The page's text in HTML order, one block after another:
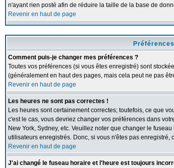
n'ayant rien posté afin de réduire la taille de la base de
Revenir en haut de page
Comment puis-je changer mes préférences ?
Toutes vos préférences (si vous êtes enregistré) sont
(généralement en haut des pages, mais cela peut ne pas
Revenir en haut de page
Les heures ne sont pas correctes !
Les heures sont certainement correctes; toutefois, ce que
c'est le cas, vous devriez changer vos préférences dans
New York, Sydney, etc. Veuillez noter que changer le
utilisateurs enregistrés. Donc, si vous n'êtes pas
Revenir en haut de page
J'ai changé le fuseau horaire et l'heure est toujours